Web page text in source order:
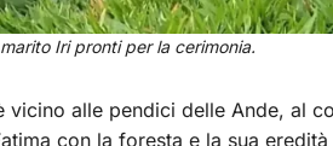
Iri pronti per la cerimonia.
vicino alle pendici delle Ande, al
con la foresta e la sua